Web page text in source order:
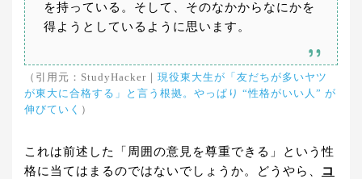
を持っている。そして、そのなかからなにかを
得ようとしているように思います。
（引用元：StudyHacker｜ 現役東大生が「友だちが多いヤツ
が東大に合格する」と言う根拠。やっぱり “性格がいい人” が
伸びていく ）
これは前述した「周囲の意見を尊重できる」という性
格に当てはまるのではないでしょうか。どうやら、
コ